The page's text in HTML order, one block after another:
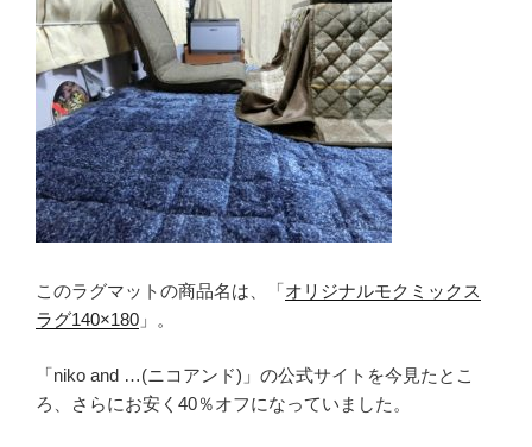
このラグマットの商品名は、「オリジナルモクミックス
ラグ140×180 」。
「niko and …(ニコアンド)」の公式サイトを今見たとこ
ろ、さらにお安く40％オフになっていました。